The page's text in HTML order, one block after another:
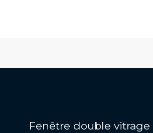
Fenêtre double vitrage